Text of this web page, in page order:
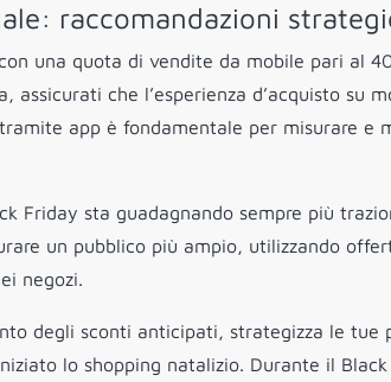
raccomandazioni
con una quota di vendite da mobile pari al
che l’esperienza d’acquisto su
app è fondamentale per misurare e
Friday sta guadagnando sempre più
un pubblico più ampio, utilizzando
negozi.
degli sconti anticipati, strategizza le tue
lo shopping natalizio. Durante il